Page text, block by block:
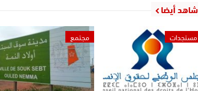
شاهد أيضا
مستجدات مجتمع